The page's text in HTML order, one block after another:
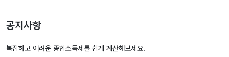
공지사항
복잡하고 어려운 종합소득세를 쉽게 계산해보세요.